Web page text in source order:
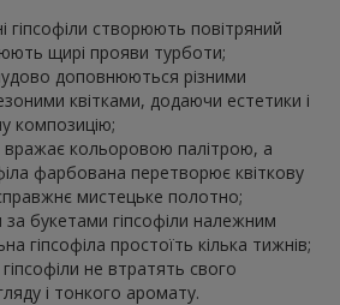
гіпсофіли створюють повітряний
щирі прояви турботи;
доповнюються різними
квітками, додаючи естетики і
композицію;
вражає кольоровою палітрою, а
фарбована перетворює квіткову
мистецьке полотно;
букетами гіпсофіли належним
гіпсофіла простоїть кілька тижнів;
не втратять свого
і тонкого аромату.